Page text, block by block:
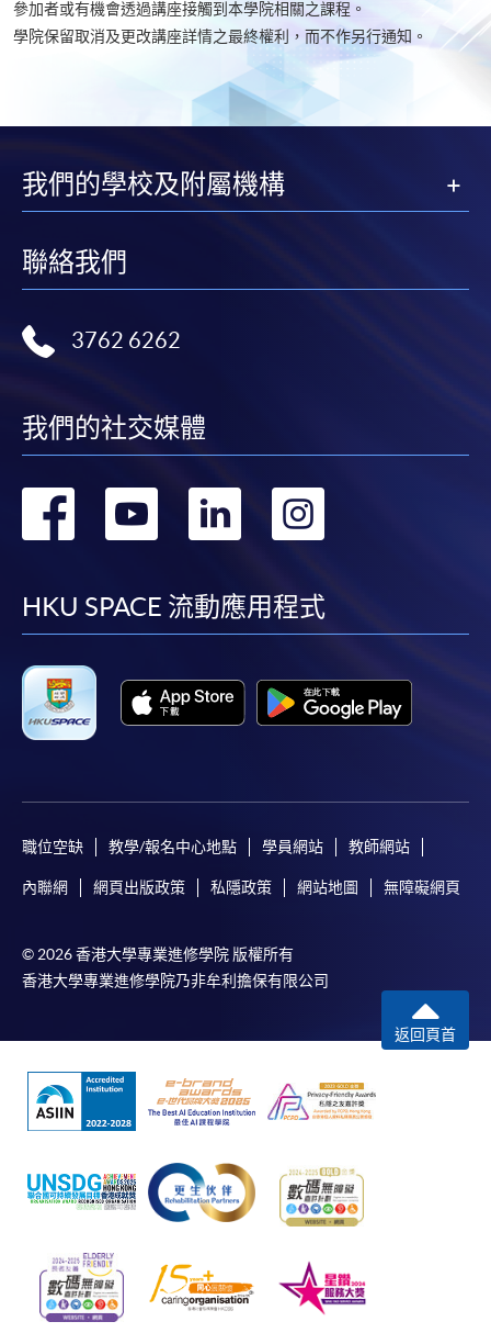
參加者或有機會透過講座接觸到本學院相關之課程。
學院保留取消及更改講座詳情之最終權利，而不作另行通知。​
我們的學校及附屬機構
聯絡我們
3762 6262
我們的社交媒體
轉
facebook
轉
youtube
轉
linkedin
HKU SPACE 流動應用程式
職位空缺 教學/報名中心地點 學員網站 教師網站
內聯網 網頁出版政策 私隱政策 網站地圖 無障礙網頁
© 2026 香港大學專業進修學院 版權所有
香港大學專業進修學院乃非牟利擔保有限公司
返回頁首